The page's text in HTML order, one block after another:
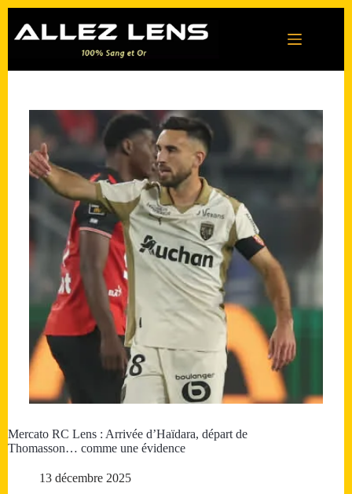
contenu
Mercato RC Lens : Arrivée d’Haïdara, départ de
Thomasson… comme une évidence
13 décembre 2025